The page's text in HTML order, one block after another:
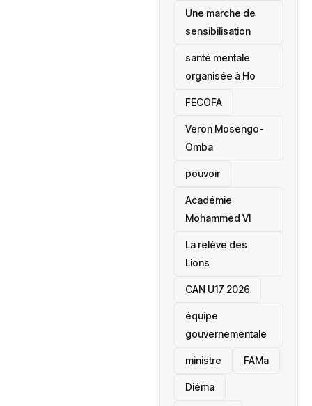
Une marche de
sensibilisation
santé mentale
organisée à Ho
‎FECOFA
Veron Mosengo-
Omba
pouvoir
Académie
Mohammed VI
La relève des
Lions
CAN U17 2026
équipe
gouvernementale
ministre FAMa
Diéma